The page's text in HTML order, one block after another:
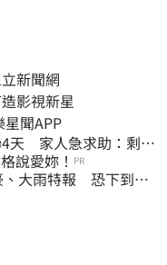
新聞網
影視新星
載娛樂星聞APP
4天 家人急求助：剩我
說愛妳！ PR
、大雨特報 恐下到明